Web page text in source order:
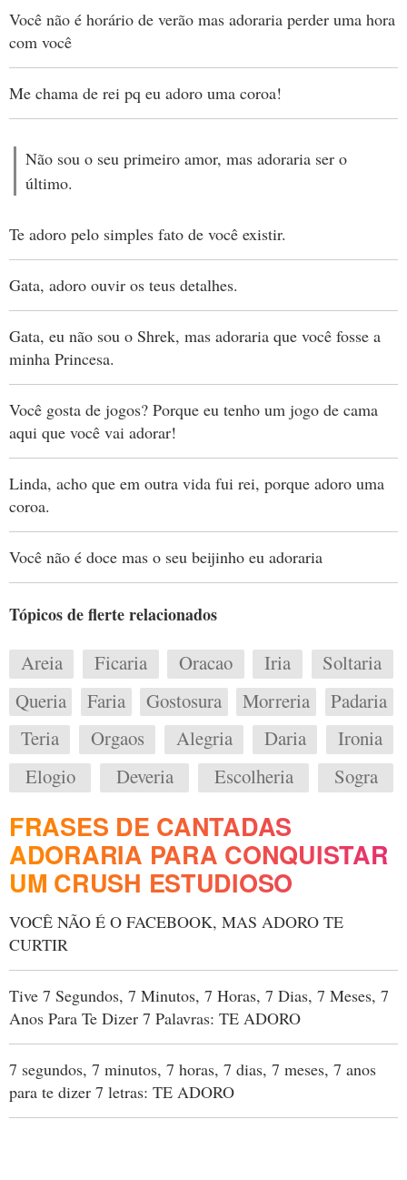
Você não é horário de verão mas adoraria perder uma hora
com você
Me chama de rei pq eu adoro uma coroa!
Não sou o seu primeiro amor, mas adoraria ser o
último.
Te adoro pelo simples fato de você existir.
Gata, adoro ouvir os teus detalhes.
Gata, eu não sou o Shrek, mas adoraria que você fosse a
minha Princesa.
Você gosta de jogos? Porque eu tenho um jogo de cama
aqui que você vai adorar!
Linda, acho que em outra vida fui rei, porque adoro uma
coroa.
Você não é doce mas o seu beijinho eu adoraria
Tópicos de flerte relacionados
Areia Ficaria Oracao Iria
Soltaria
Queria
Faria Gostosura Morreria
Padaria
Teria
Orgaos Alegria Daria
Ironia
Elogio
Deveria Escolheria Sogra
FRASES DE CANTADAS
ADORARIA PARA CONQUISTAR
UM CRUSH ESTUDIOSO
VOCÊ NÃO É O FACEBOOK, MAS ADORO TE
CURTIR
Tive 7 Segundos, 7 Minutos, 7 Horas, 7 Dias, 7 Meses, 7
Anos Para Te Dizer 7 Palavras: TE ADORO
7 segundos, 7 minutos, 7 horas, 7 dias, 7 meses, 7 anos
para te dizer 7 letras: TE ADORO